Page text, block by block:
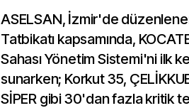
ASELSAN, İzmir'de
Tatbikatı kapsamında,
Sahası Yönetim Sistemi'ni ilk
sunarken; Korkut 35,
SİPER gibi 30'dan fazla kritik